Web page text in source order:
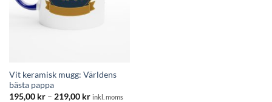
Vit keramisk mugg: Världens
bästa pappa
195,00 kr – 219,00 krPrisintervall:
inkl. moms